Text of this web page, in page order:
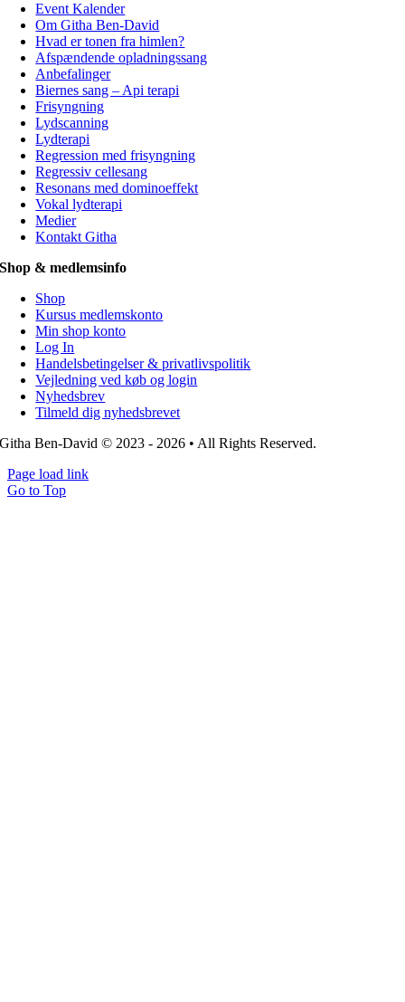
Event Kalender
Om Githa Ben-David
Hvad er tonen fra himlen?
Afspændende opladningssang
Anbefalinger
Biernes sang – Api terapi
Frisyngning
Lydscanning
Lydterapi
Regression med frisyngning
Regressiv cellesang
Resonans med dominoeffekt
Vokal lydterapi
Medier
Kontakt Githa
Shop & medlemsinfo
Shop
Kursus medlemskonto
Min shop konto
Log In
Handelsbetingelser & privatlivspolitik
Vejledning ved køb og login
Nyhedsbrev
Tilmeld dig nyhedsbrevet
Githa Ben-David © 2023 - 2026 • All Rights Reserved.
Page load link
Go to Top